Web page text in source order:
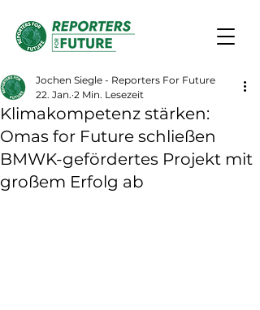
Klimakompetenz stärken:
Omas for Future schließen
BMWK-gefördertes Projekt mit
großem Erfolg ab
Jochen Siegle - Reporters For Future
22. Jan. 2 Min. Lesezeit